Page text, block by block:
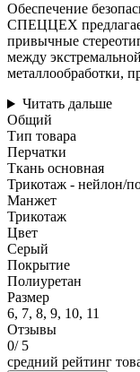
Обеспечение
СПЕЦЦЕХ
привычные
между
металлообработки,
Читать дальше
Общий
Тип товара
Перчатки
Ткань основная
Трикотаж - нейлон/
Манжет
Трикотаж
Цвет
Серый
Покрытие
Полиуретан
Размер
6, 7, 8, 9, 10, 11
Отзывы
0/ 5
средний рейтинг